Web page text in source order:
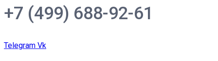
+7 (499) 688-92-61
Telegram Vk